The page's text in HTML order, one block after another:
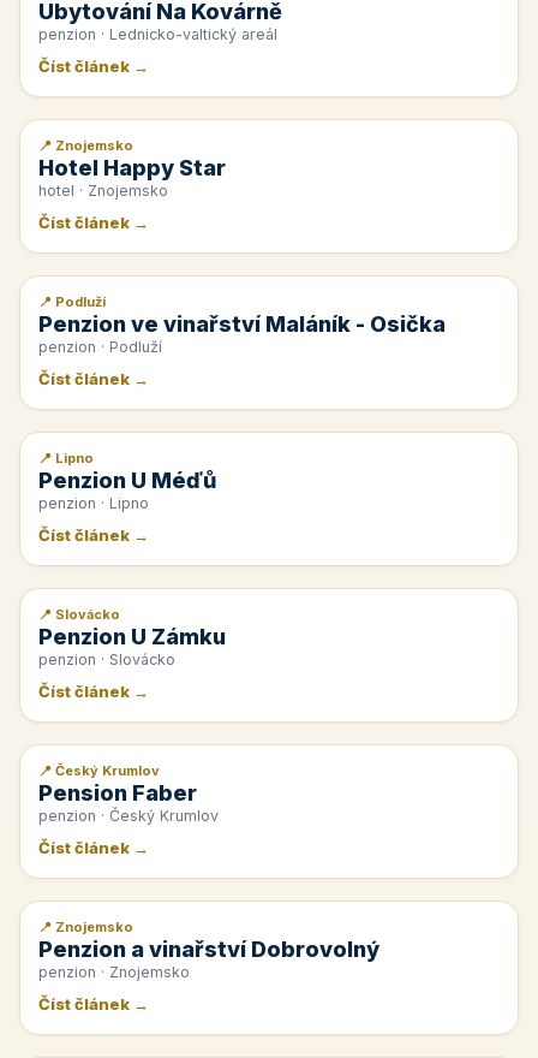
Ubytování Na Kovárně
penzion · Lednicko-valtický areál
Číst článek →
📰 PR článek
📍 Znojemsko
Hotel Happy Star
hotel · Znojemsko
Číst článek →
📰 PR článek
📍 Podluží
Penzion ve vinařství Maláník - Osička
penzion · Podluží
Číst článek →
📰 PR článek
📍 Lipno
Penzion U Méďů
penzion · Lipno
Číst článek →
📰 PR článek
📍 Slovácko
Penzion U Zámku
penzion · Slovácko
Číst článek →
📰 PR článek
📍 Český Krumlov
Pension Faber
penzion · Český Krumlov
Číst článek →
📰 PR článek
📍 Znojemsko
Penzion a vinařství Dobrovolný
penzion · Znojemsko
Číst článek →